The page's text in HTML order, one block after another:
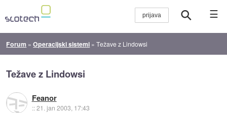
☰
Forum »Operacijski sistemi »Težave z Lindowsi
Težave z Lindowsi
Feanor
::21. jan 2003, 17:43